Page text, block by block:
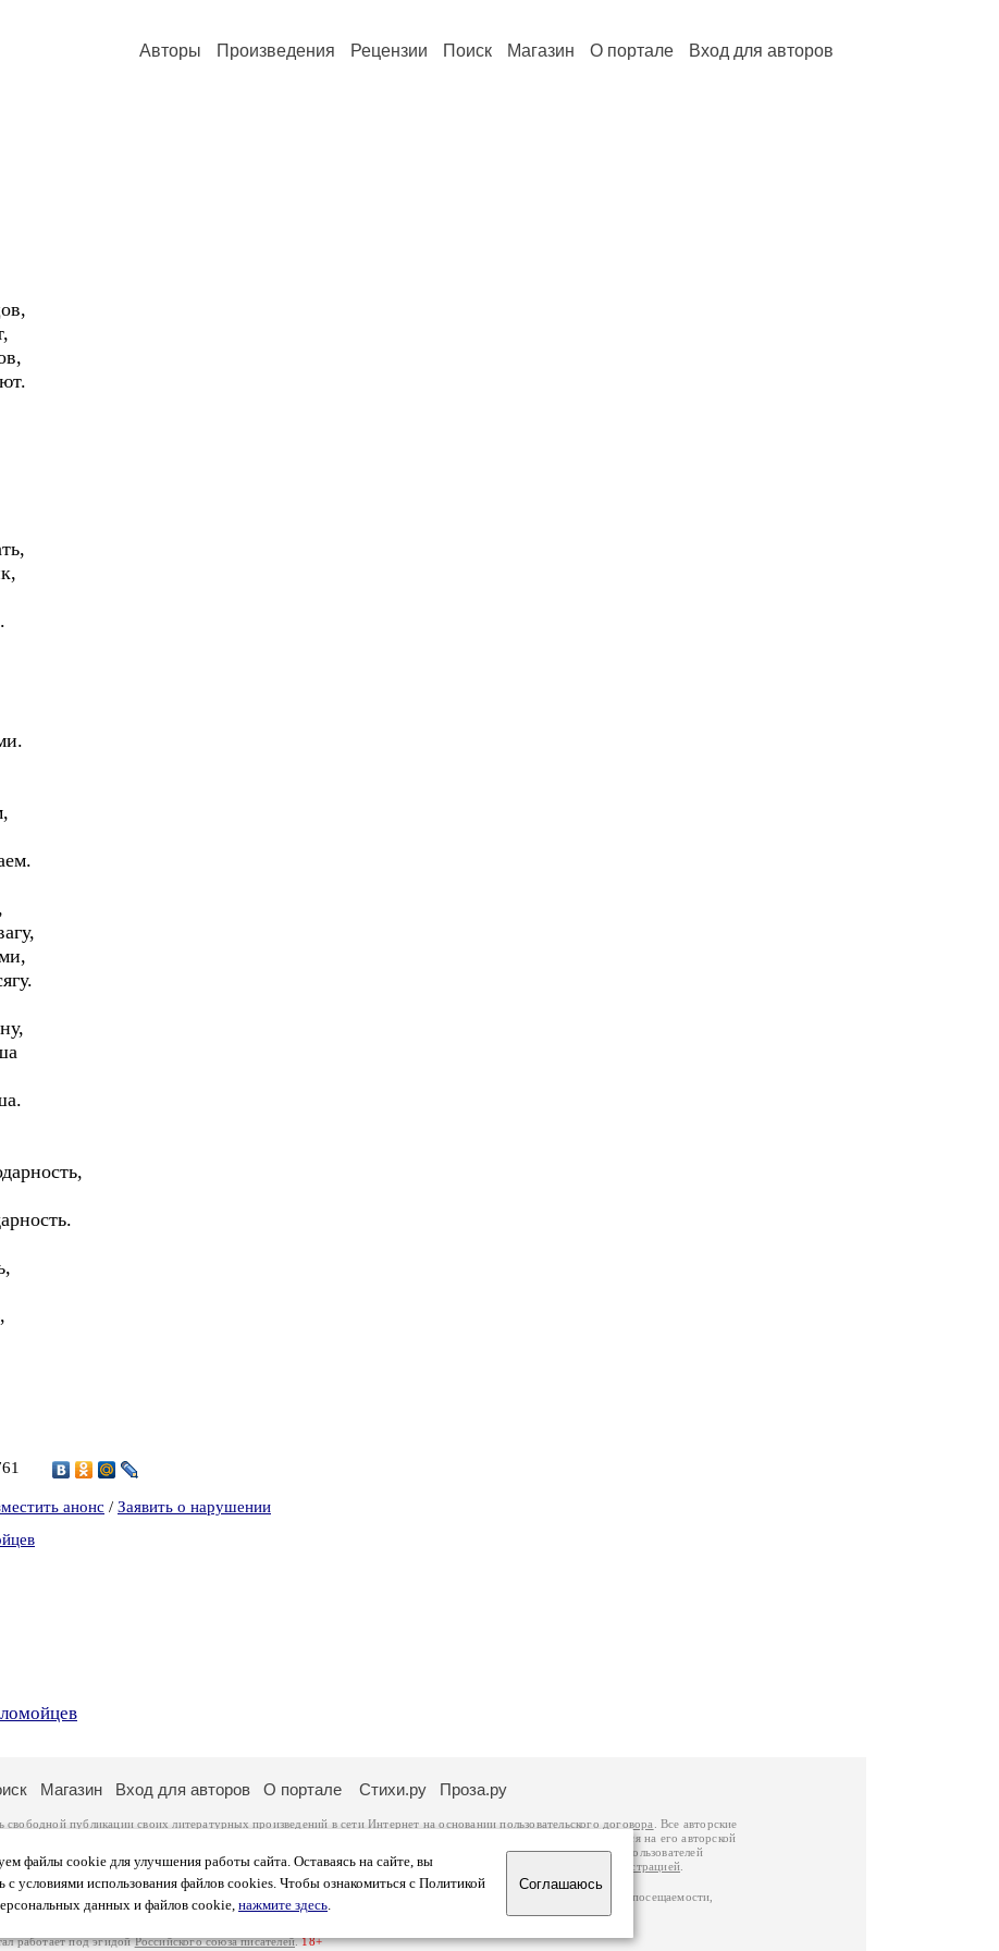
Авторы Произведения Рецензии Поиск Магазин О портале Вход для авторов
анонс / Заявить о нарушении
файлы cookie для улучшения работы сайта. Оставаясь на сайте, вы
с условиями использования файлов cookies. Чтобы ознакомиться с Политикой
данных и файлов cookie, нажмите здесь.
Соглашаюсь
Магазин Вход для авторов О портале Стихи.ру Проза.ру
свободной публикации своих литературных произведений в сети Интернет на основаниипользовательского договора
. Все авторские
. Перепечатка произведений возможна только с согласия его автора, к которому вы можете обратиться на его авторской
несут самостоятельно на основании
законодательства Российской Федерации. Данные пользователей
данных. Вы также можете посмотреть более подробнуюинформацию о портале связаться с администрацией
тысяч посетителей, которые в общей сумме просматривают более двух миллионов страниц по данным счетчика посещаемости,
указано по две цифры: количество просмотров и количество посетителей.
работает под эгидойРоссийского союза писателей.18+